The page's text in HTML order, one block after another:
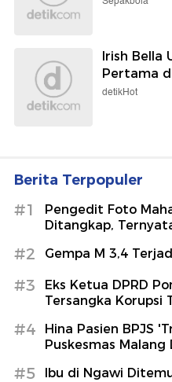
Irish Bella
Pertama
detikHot
Berita Terpopuler
#1
Pengedit Foto
Ditangkap,
#2 Gempa M 3,4
#3
Eks Ketua DPRD
Tersangka Korupsi
#4
Hina Pasien BPJS
Puskesmas
#5
Ibu di Ngawi